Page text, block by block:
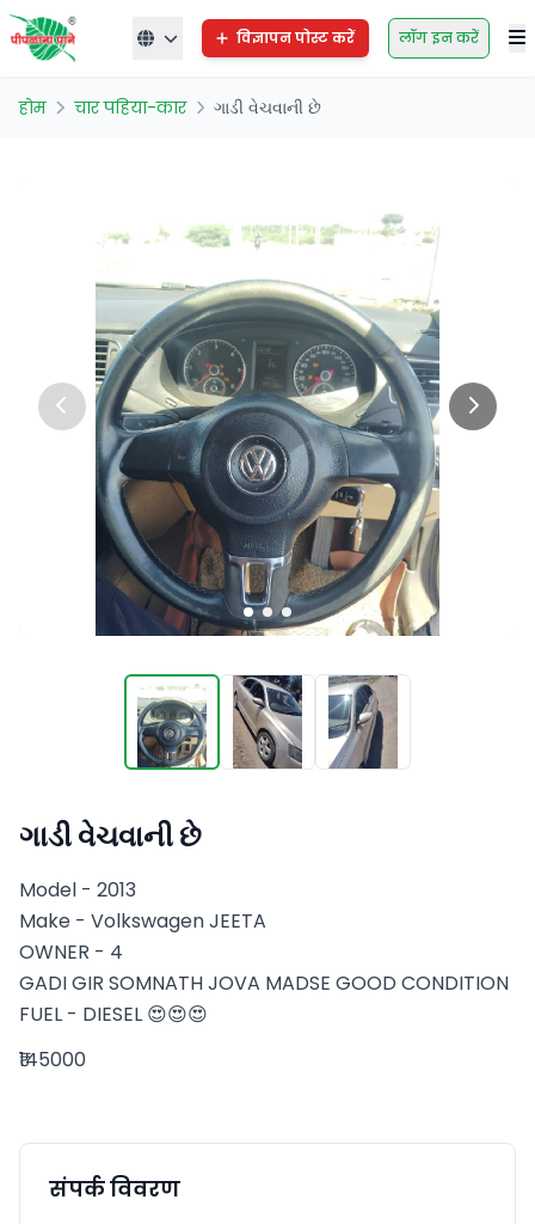
विज्ञापन पोस्ट करें लॉग इन करें
होम चार पहिया-कार ગાડી વેચવાની છે
ગાડી વેચવાની છે
Model - 2013
Make - Volkswagen JEETA
OWNER - 4
GADI GIR SOMNATH JOVA MADSE GOOD CONDITION
FUEL - DIESEL 😍😍😍
₹145000
संपर्क विवरण